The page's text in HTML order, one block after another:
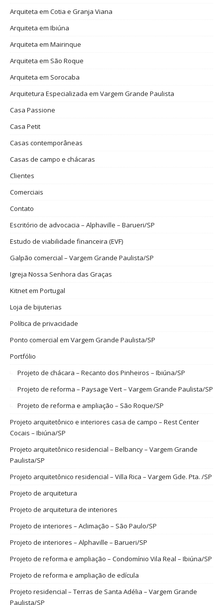
Arquiteta em Cotia e Granja Viana
Arquiteta em Ibiúna
Arquiteta em Mairinque
Arquiteta em São Roque
Arquiteta em Sorocaba
Arquitetura Especializada em Vargem Grande Paulista
Casa Passione
Casa Petit
Casas contemporâneas
Casas de campo e chácaras
Clientes
Comerciais
Contato
Escritório de advocacia – Alphaville – Barueri/SP
Estudo de viabilidade financeira (EVF)
Galpão comercial – Vargem Grande Paulista/SP
Igreja Nossa Senhora das Graças
Kitnet em Portugal
Loja de bijuterias
Política de privacidade
Ponto comercial em Vargem Grande Paulista/SP
Portfólio
Projeto de chácara – Recanto dos Pinheiros – Ibiúna/SP
Projeto de reforma – Paysage Vert – Vargem Grande Paulista/SP
Projeto de reforma e ampliação – São Roque/SP
Projeto arquitetônico e interiores casa de campo – Rest Center
Cocais – Ibiúna/SP
Projeto arquitetônico residencial – Belbancy – Vargem Grande
Paulista/SP
Projeto arquitetônico residencial – Villa Rica – Vargem Gde. Pta. /SP
Projeto de arquitetura
Projeto de arquitetura de interiores
Projeto de interiores – Aclimação – São Paulo/SP
Projeto de interiores – Alphaville – Barueri/SP
Projeto de reforma e ampliação – Condomínio Vila Real – Ibiúna/SP
Projeto de reforma e ampliação de edícula
Projeto residencial – Terras de Santa Adélia – Vargem Grande
Paulista/SP